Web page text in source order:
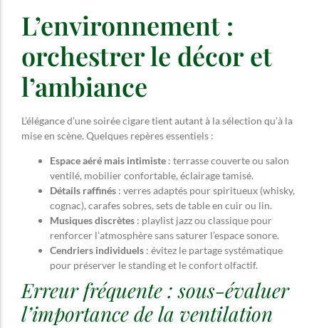
L’environnement :
orchestrer le décor et
l’ambiance
L’élégance d’une soirée cigare tient autant à la sélection qu’à la
mise en scène. Quelques repères essentiels :
Espace aéré mais intimiste : terrasse couverte ou salon
ventilé, mobilier confortable, éclairage tamisé.
Détails raffinés : verres adaptés pour spiritueux (whisky,
cognac), carafes sobres, sets de table en cuir ou lin.
Musiques discrètes : playlist jazz ou classique pour
renforcer l’atmosphère sans saturer l’espace sonore.
Cendriers individuels : évitez le partage systématique
pour préserver le standing et le confort olfactif.
Erreur fréquente : sous-évaluer
l’importance de la ventilation